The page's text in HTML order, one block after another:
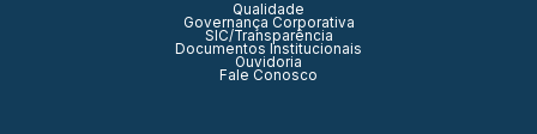
Qualidade
Governança Corporativa
SIC/Transparência
Documentos Institucionais
Ouvidoria
Fale Conosco